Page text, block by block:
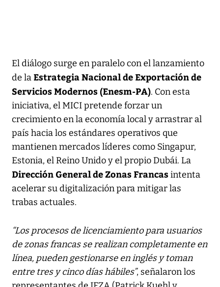
El diálogo surge en paralelo con el lanzamiento
de la Estrategia Nacional de Exportación de
Servicios Modernos (Enesm-PA). Con esta
iniciativa, el MICI pretende forzar un
crecimiento en la economía local y arrastrar al
país hacia los estándares operativos que
mantienen mercados líderes como Singapur,
Estonia, el Reino Unido y el propio Dubái. La
Dirección General de Zonas Francasintenta
acelerar su digitalización para mitigar las
trabas actuales.
“Los procesos de licenciamiento para usuarios
de zonas francas se realizan completamente en
línea, pueden gestionarse en inglés y toman
entre tres y cinco días hábiles”, señalaron los